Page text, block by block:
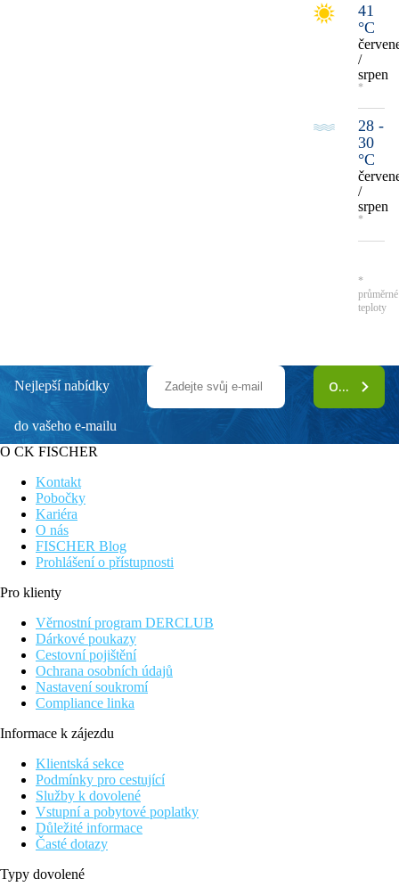
41
°C
/
srpen
*
28 -
30
°C
/
srpen
*
*
průměrné
teploty
Nejlepší nabídky
do vašeho e-mailu
ODEBÍRAT
O CK FISCHER
Kontakt
Pobočky
Kariéra
O nás
FISCHER Blog
Prohlášení o přístupnosti
Pro klienty
Věrnostní program DERCLUB
Dárkové poukazy
Cestovní pojištění
Ochrana osobních údajů
Nastavení soukromí
Compliance linka
Informace k zájezdu
Klientská sekce
Podmínky pro cestující
Služby k dovolené
Vstupní a pobytové poplatky
Důležité informace
Časté dotazy
Typy dovolené